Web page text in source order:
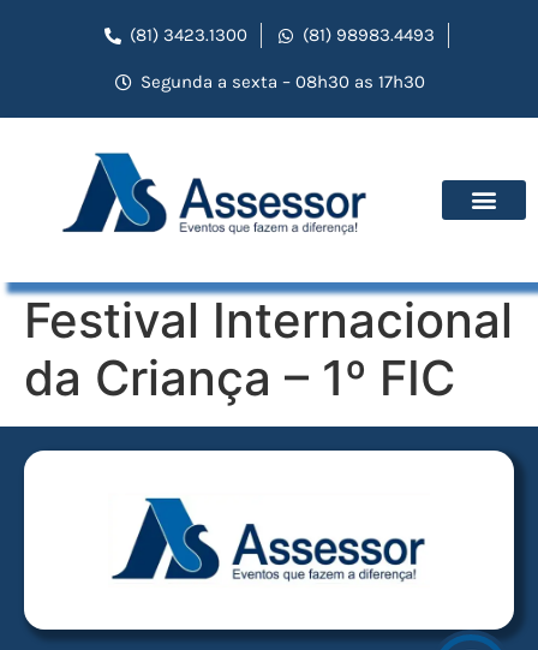
(81) 3423.1300 (81) 98983.4493
Segunda a sexta – 08h30 as 17h30
Festival Internacional
da Criança – 1º FIC